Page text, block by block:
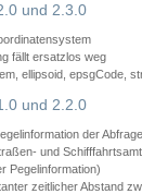
und 2.3.0
fällt ersatzlos weg
ellipsoid, epsgCode,
und 2.2.0
der
und
Pegelinformation)
zeitlicher Abstand